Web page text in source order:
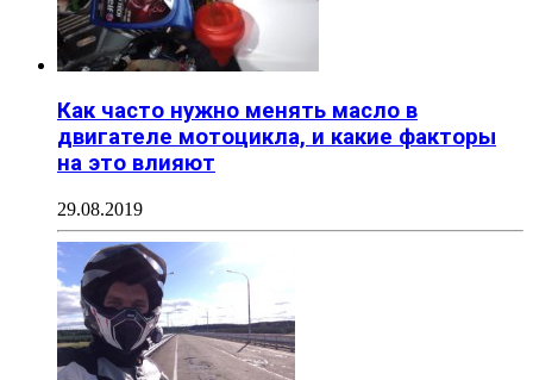
Как часто нужно менять масло в
двигателе мотоцикла, и какие факторы
на это влияют
29.08.2019